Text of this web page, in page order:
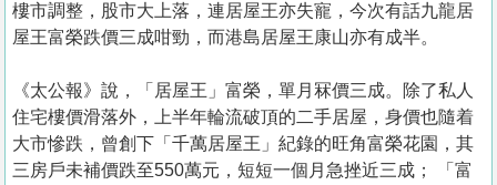
樓市調整，股市大上落，連居屋王亦失寵，今次有話九龍居
屋王富榮跌價三成咁勁，而港島居屋王康山亦有成半。
《太公報》說，「居屋王」富榮，單月冧價三成。除了私人
住宅樓價滑落外，上半年輪流破頂的二手居屋，身價也隨着
大市慘跌，曾創下「千萬居屋王」紀錄的旺角富榮花園，其
三房戶未補價跌至550萬元，短短一個月急挫近三成； 「富